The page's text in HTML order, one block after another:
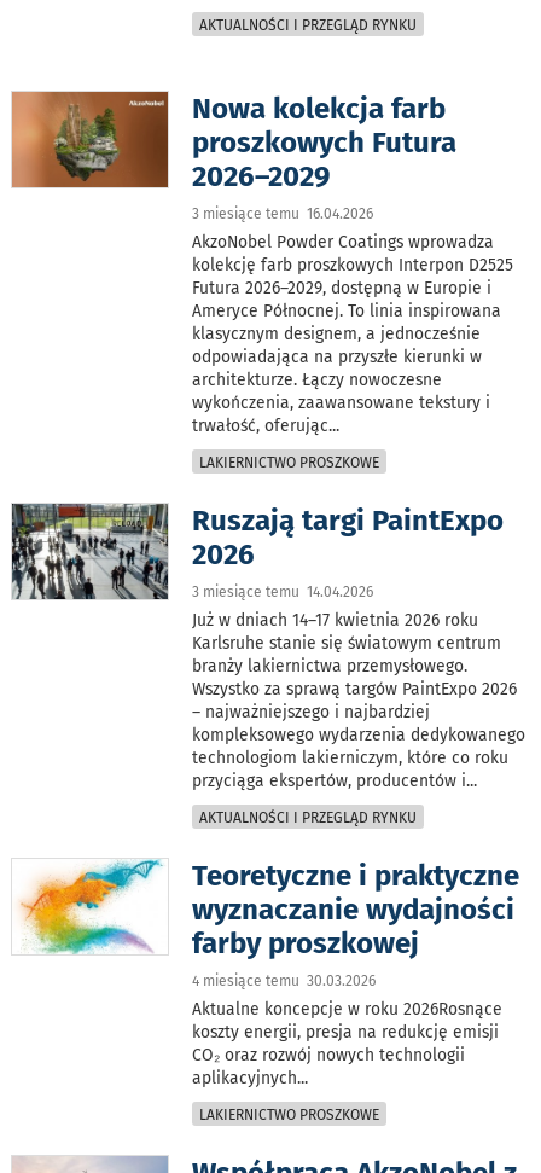
AKTUALNOŚCI I PRZEGLĄD RYNKU
Nowa kolekcja farb
proszkowych Futura
2026–2029
3 miesiące temu 16.04.2026
AkzoNobel Powder Coatings wprowadza
kolekcję farb proszkowych Interpon D2525
Futura 2026–2029, dostępną w Europie i
Ameryce Północnej. To linia inspirowana
klasycznym designem, a jednocześnie
odpowiadająca na przyszłe kierunki w
architekturze. Łączy nowoczesne
wykończenia, zaawansowane tekstury i
trwałość, oferując...
LAKIERNICTWO PROSZKOWE
Ruszają targi PaintExpo
2026
3 miesiące temu 14.04.2026
Już w dniach 14–17 kwietnia 2026 roku
Karlsruhe stanie się światowym centrum
branży lakiernictwa przemysłowego.
Wszystko za sprawą targów PaintExpo 2026
– najważniejszego i najbardziej
kompleksowego wydarzenia dedykowanego
technologiom lakierniczym, które co roku
przyciąga ekspertów, producentów i...
AKTUALNOŚCI I PRZEGLĄD RYNKU
Teoretyczne i praktyczne
wyznaczanie wydajności
farby proszkowej
4 miesiące temu 30.03.2026
Aktualne koncepcje w roku 2026Rosnące
koszty energii, presja na redukcję emisji
CO₂ oraz rozwój nowych technologii
aplikacyjnych...
LAKIERNICTWO PROSZKOWE